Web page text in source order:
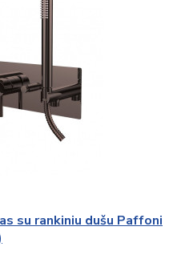
su rankiniu dušu Paffoni